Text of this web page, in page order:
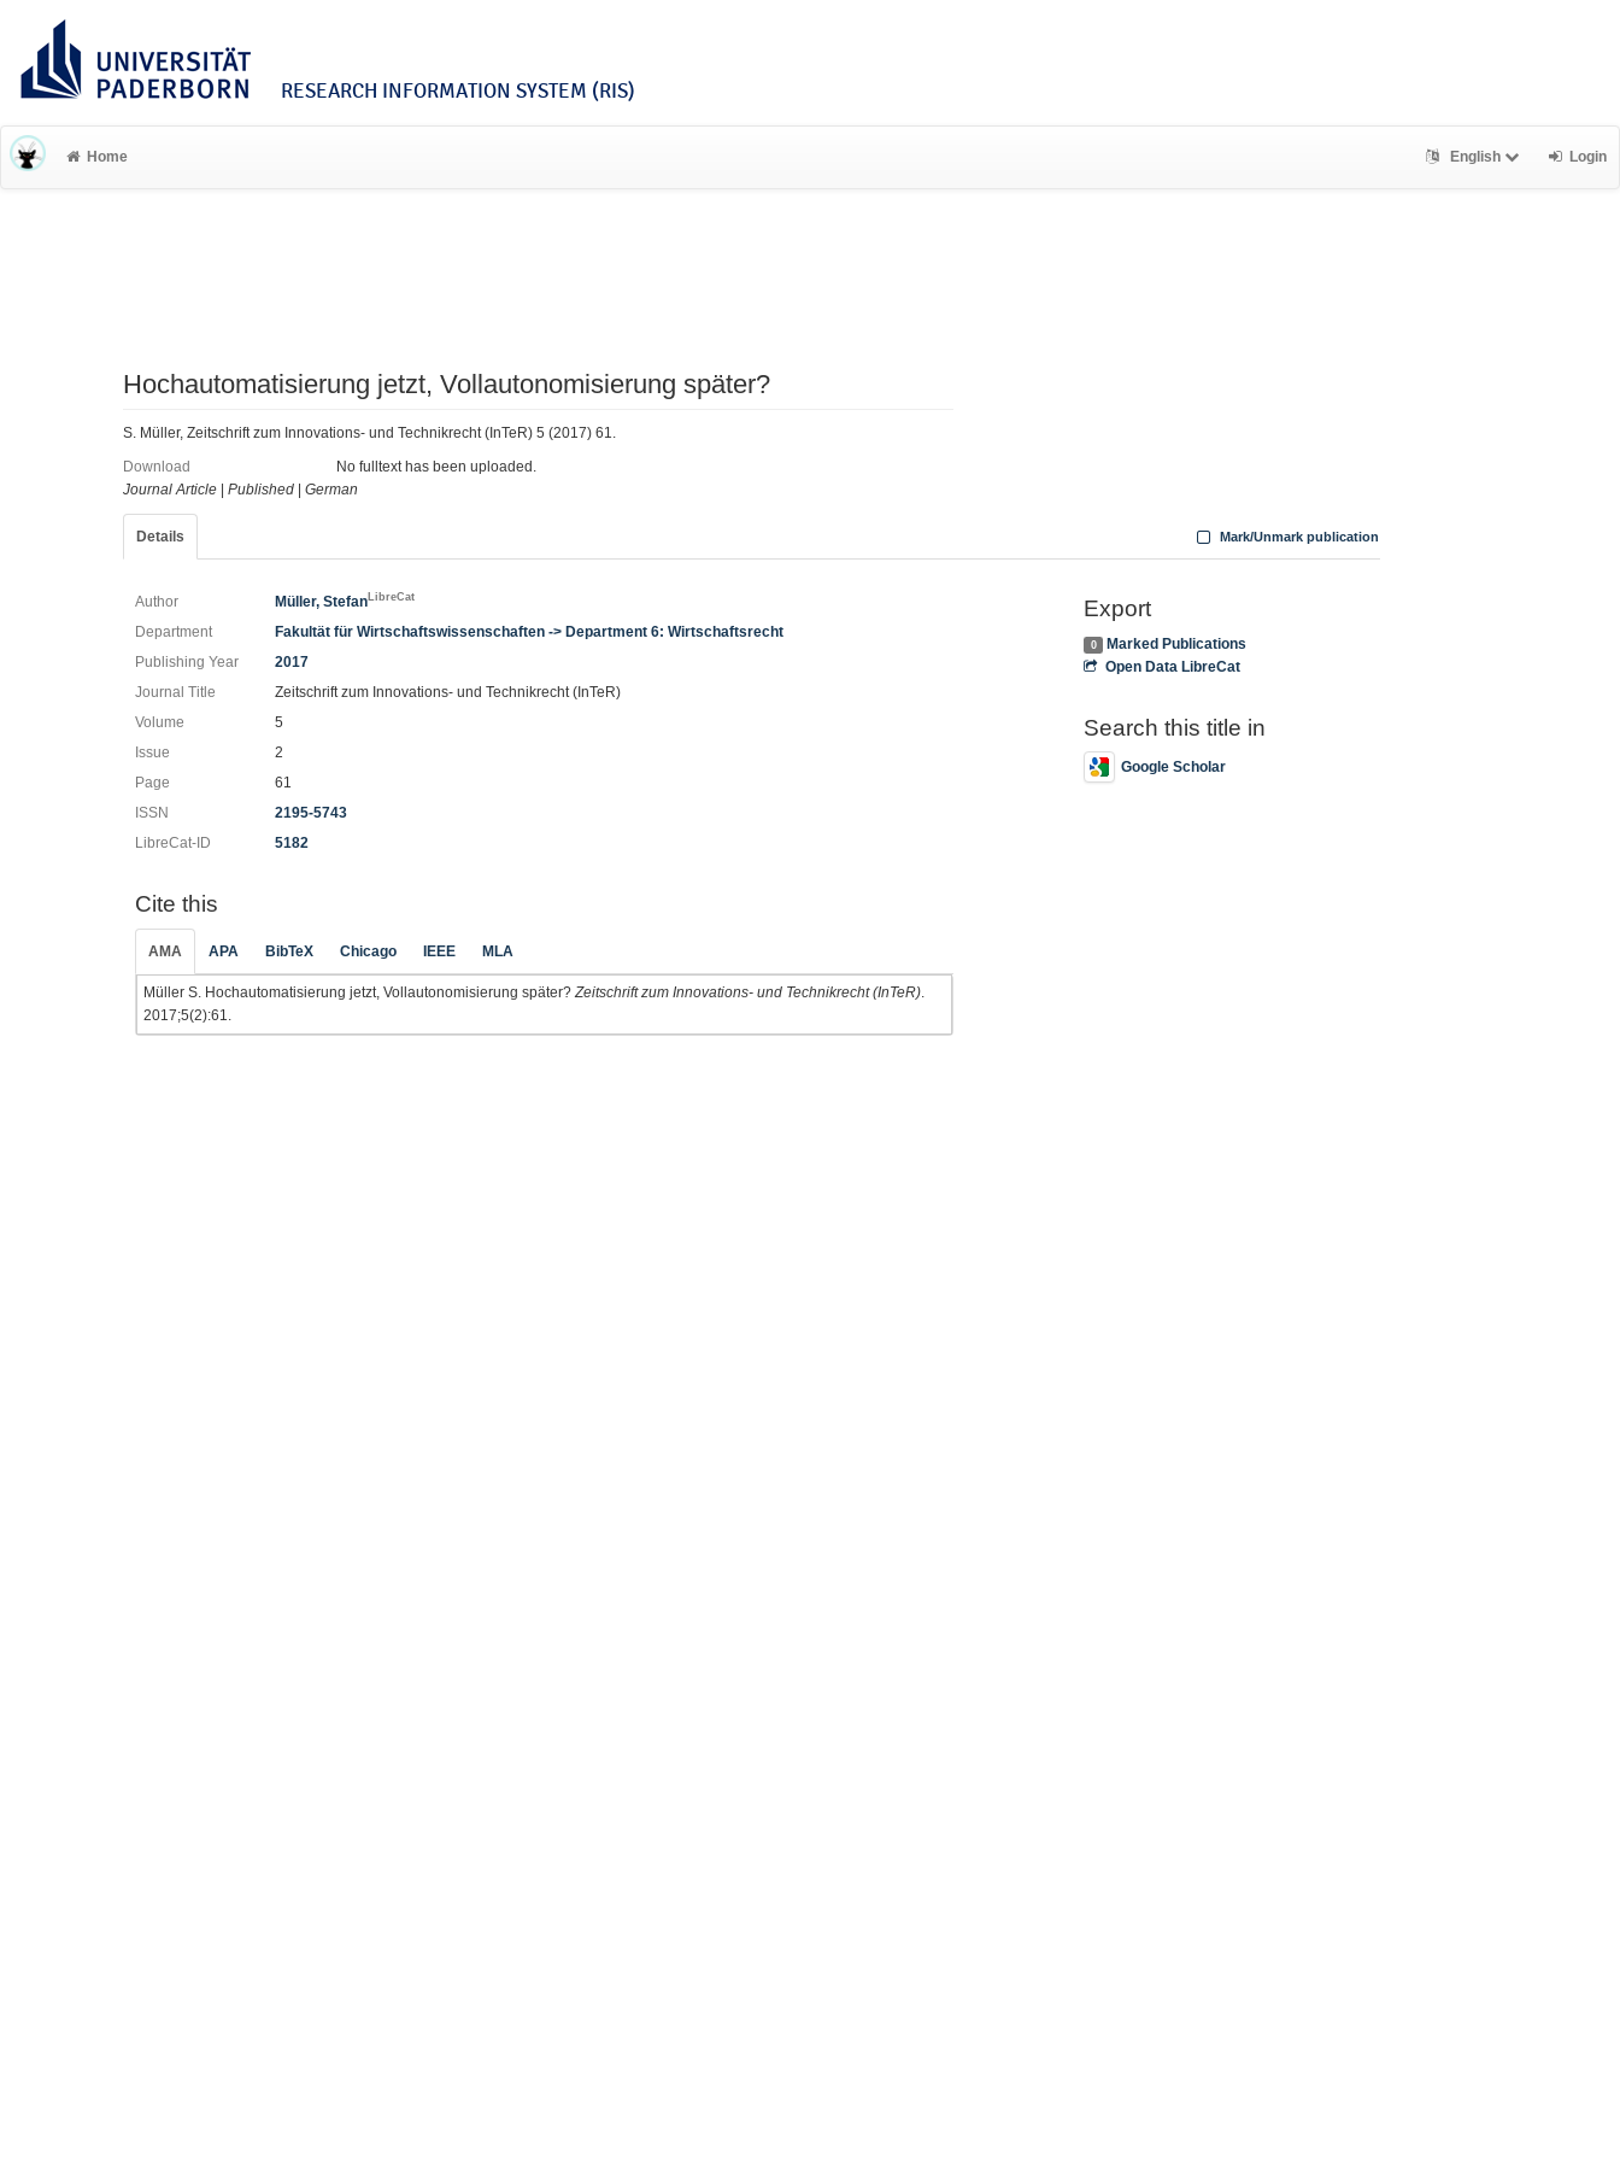
RESEARCH INFORMATION SYSTEM (RIS)
Home English Login
Hochautomatisierung jetzt, Vollautonomisierung später?
S. Müller, Zeitschrift zum Innovations- und Technikrecht (InTeR) 5 (2017) 61.
Download
No fulltext has been uploaded.
Journal Article
Published German
Details Mark/Unmark publication
Author Müller, StefanLibreCat
Department
Fakultät für Wirtschaftswissenschaften -> Department 6: Wirtschaftsrecht
Publishing Year
2017
Journal Title
Zeitschrift zum Innovations- und Technikrecht (InTeR)
Volume
5
Issue
2
Page
61
ISSN
2195-5743
LibreCat-ID
5182
Cite this
AMA APA BibTeX Chicago IEEE MLA
Müller S. Hochautomatisierung jetzt, Vollautonomisierung später? Zeitschrift zum Innovations- und Technikrecht (InTeR)
2017;5(2):61.
Export
0
Marked Publications
Open Data LibreCat
Search this title in
Google Scholar